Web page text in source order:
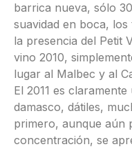
barrica nueva, sólo
suavidad en boca,
la presencia del Petit
vino 2010,
lugar al Malbec y al
El 2011 es
damasco, dátiles,
primero, aunque aún
concentración, se